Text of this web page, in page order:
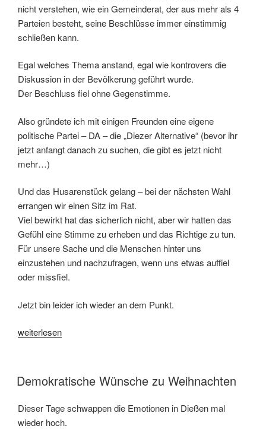
nicht verstehen, wie ein Gemeinderat, der aus mehr als 4
Parteien besteht, seine Beschlüsse immer einstimmig
schließen kann.
Egal welches Thema anstand, egal wie kontrovers die
Diskussion in der Bevölkerung geführt wurde.
Der Beschluss fiel ohne Gegenstimme.
Also gründete ich mit einigen Freunden eine eigene
politische Partei – DA – die „Diezer Alternative“ (bevor ihr
jetzt anfangt danach zu suchen, die gibt es jetzt nicht
mehr…)
Und das Husarenstück gelang – bei der nächsten Wahl
errangen wir einen Sitz im Rat.
Viel bewirkt hat das sicherlich nicht, aber wir hatten das
Gefühl eine Stimme zu erheben und das Richtige zu tun.
Für unsere Sache und die Menschen hinter uns
einzustehen und nachzufragen, wenn uns etwas auffiel
oder missfiel.
Jetzt bin leider ich wieder an dem Punkt.
„Die
Einstimmigkeit“
weiterlesen
VERÖFFENTLICHT
AM
Demokratische Wünsche zu Weihnachten
Dieser Tage schwappen die Emotionen in Dießen mal
wieder hoch.